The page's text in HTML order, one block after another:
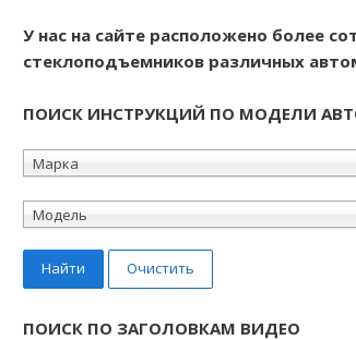
У нас на сайте расположено более
стеклоподъемников различных
ПОИСК ИНСТРУКЦИЙ ПО МОДЕЛИ
Марка
Модель
Найти Очистить
ПОИСК ПО ЗАГОЛОВКАМ ВИДЕО